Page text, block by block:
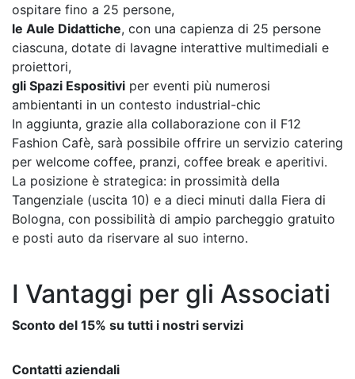
Contatti aziendali
ospitare fino a 25 persone,
le Aule Didattiche, con una capienza di 25 persone
ciascuna, dotate di lavagne interattive multimediali e
proiettori,
gli Spazi Espositivi per eventi più numerosi
ambientanti in un contesto industrial-chic
In aggiunta, grazie alla collaborazione con il F12
Fashion Cafè, sarà possibile offrire un servizio catering
per welcome coffee, pranzi, coffee break e aperitivi.
La posizione è strategica: in prossimità della
Tangenziale (uscita 10) e a dieci minuti dalla Fiera di
Bologna, con possibilità di ampio parcheggio gratuito
e posti auto da riservare al suo interno.
I Vantaggi per gli Associati
Sconto del 15% su tutti i nostri servizi